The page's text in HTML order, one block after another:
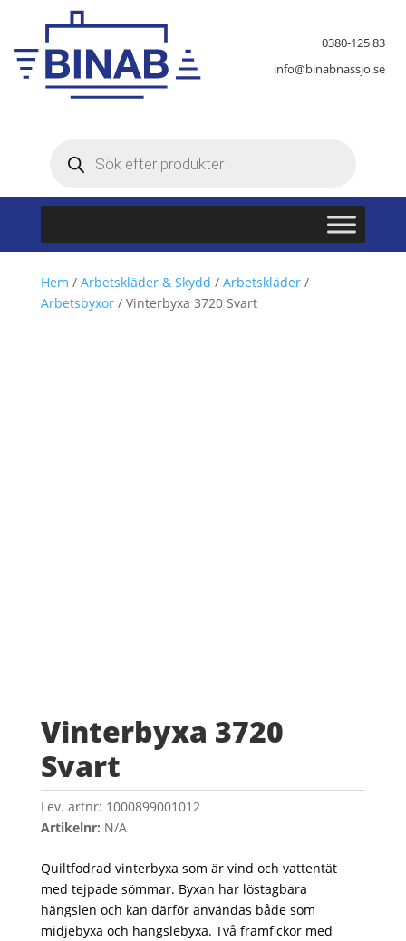
0380-125 83
info@binabnassjo.se
Hem / Arbetskläder & Skydd / Arbetskläder/
Arbetsbyxor/ Vinterbyxa 3720 Svart
Vinterbyxa 3720
Svart
Lev. artnr: 1000899001012
Artikelnr: N/A
Quiltfodrad vinterbyxa som är vind och vattentät
med tejpade sömmar. Byxan har löstagbara
hängslen och kan därför användas både som
midjebyxa och hängslebyxa. Två framfickor med